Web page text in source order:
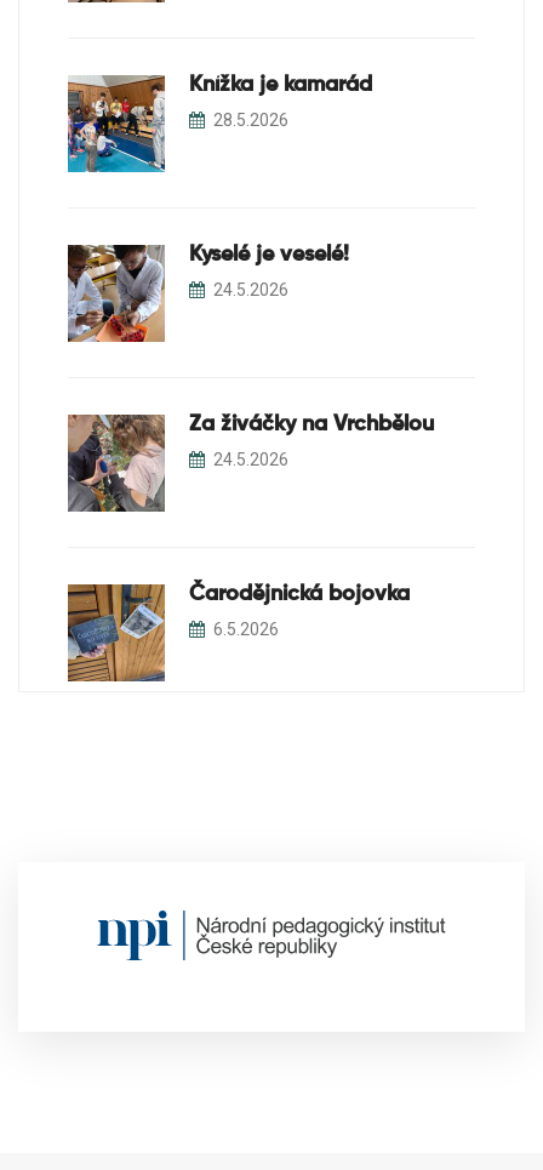
Knížka je kamarád
28.5.2026
Kyselé je veselé!
24.5.2026
Za živáčky na Vrchbělou
24.5.2026
Čarodějnická bojovka
6.5.2026